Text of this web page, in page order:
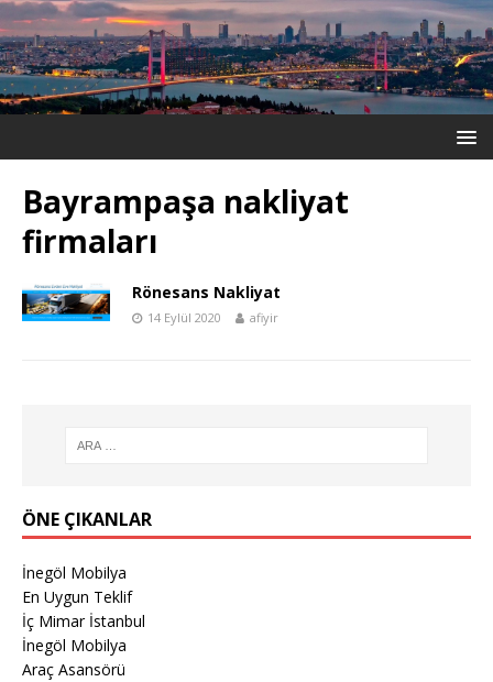
Bayrampaşa nakliyat
firmaları
Rönesans Nakliyat
14 Eylül 2020 afiyir
ÖNE ÇIKANLAR
İnegöl Mobilya
En Uygun Teklif
İç Mimar İstanbul
İnegöl Mobilya
Araç Asansörü